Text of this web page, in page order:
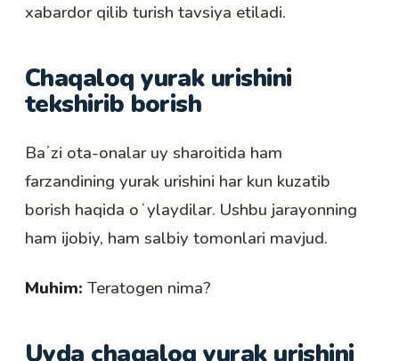
xabardor qilib turish tavsiya etiladi.
Chaqaloq yurak urishini
tekshirib borish
Baʼzi ota-onalar uy sharoitida ham
farzandining yurak urishini har kun kuzatib
borish haqida oʻylaydilar. Ushbu jarayonning
ham ijobiy, ham salbiy tomonlari mavjud.
Muhim: Teratogen nima?
Uyda chaqaloq yurak urishini